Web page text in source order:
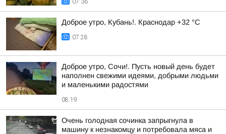
07:36
Доброе утро, Кубань!. Краснодар +32 °С
07:28
Доброе утро, Сочи!. Пусть новый день будет
наполнен свежими идеями, добрыми людьми
и маленькими радостями
08:19
Очень голодная сочинка запрыгнула в
машину к незнакомцу и потребовала мяса и